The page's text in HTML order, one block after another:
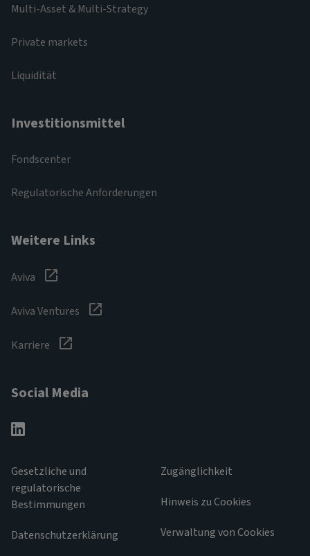
Multi-Asset & Multi-Strategy
Private markets
Liquidität
Investitionsmittel
Fondscenter
Regulatorische Anforderungen
Weitere Links
Aviva
Aviva Ventures
Karriere
Social Media
Gesetzliche und
regulatorische
Bestimmungen
Datenschutzerklärung
Zugänglichkeit
Hinweis zu Cookies
Verwaltung von Cookies